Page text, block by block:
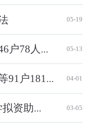
05-19
户78人... 05-13
91户181... 04-01
资助... 03-05